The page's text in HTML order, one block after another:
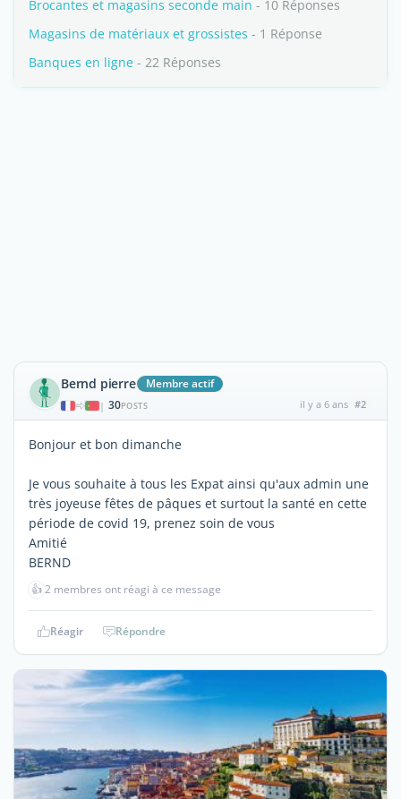
Brocantes et magasins seconde main - 10 Réponses
Magasins de matériaux et grossistes - 1 Réponse
Banques en ligne - 22 Réponses
Bernd pierre Membre actif
| 30POSTS il y a 6 ans #2
Bonjour et bon dimanche
Je vous souhaite à tous les Expat ainsi qu'aux admin une
très joyeuse fêtes de pâques et surtout la santé en cette
période de covid 19, prenez soin de vous
Amitié
BERND
👍2 membres ont réagi à ce message
Réagir Répondre